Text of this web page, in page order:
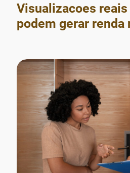
Visualizacoes
podem gerar renda